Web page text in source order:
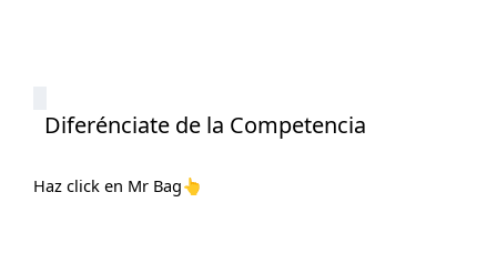
Diferénciate de la Competencia
Haz click en Mr Bag👆